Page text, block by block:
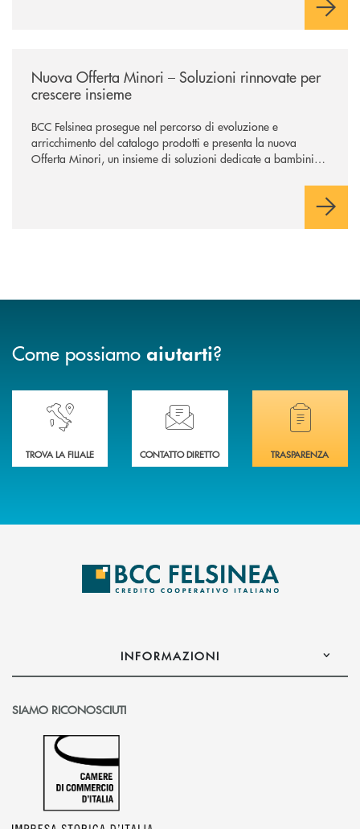
Nuova Offerta Minori – Soluzioni rinnovate per
crescere insieme
BCC Felsinea prosegue nel percorso di evoluzione e
arricchimento del catalogo prodotti e presenta la nuova
Offerta Minori, un insieme di soluzioni dedicate a bambini e
sviluppo di una relazione consapevole con il denaro, sempre
Come possiamo aiutarti?
Accedi all' elenco completo delle nostre&nbsp; filiali .
TROVA LA FILIALE
Ti serve assistenza immediata? Contattaci!
CONTATTO DIRETTO
Hai bisogno di
TRASPARENZA
INFORMAZIONI
SIAMO RICONOSCIUTI